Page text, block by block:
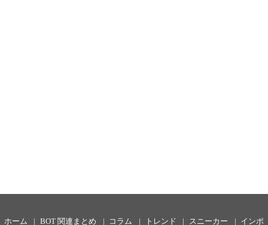
ホーム BOT 関連まとめ コラム トレンド スニーカー インポ